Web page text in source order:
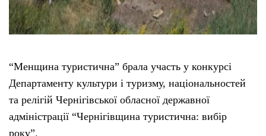
“Менщина туристична” брала участь у конкурсі
Департаменту культури і туризму, національностей
та релігій Чернігівської обласної державної
адміністрації “Чернігівщина туристична: вибір
року”.